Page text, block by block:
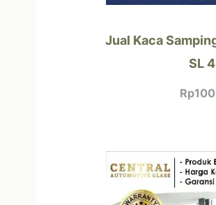
Jual Kaca
SL
Rp